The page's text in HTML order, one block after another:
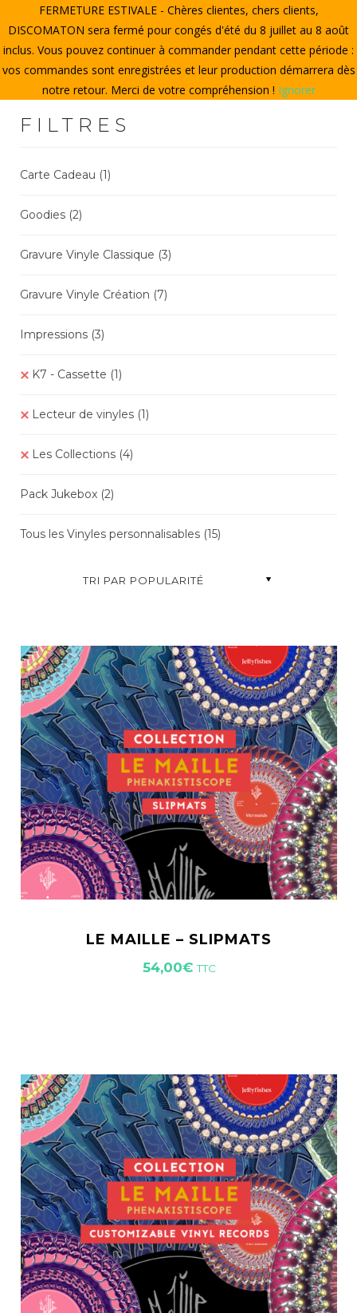
ACCUEIL
CRÉER UN VINYLE
LE STORE
LE DISCOMATON
MON COMPTE
FILTRES
Carte Cadeau (1)
Goodies (2)
Gravure Vinyle Classique (3)
Gravure Vinyle Création (7)
Impressions (3)
K7 - Cassette (1)
Lecteur de vinyles (1)
Les Collections (4)
Pack Jukebox (2)
Tous les Vinyles personnalisables (15)
LE MAILLE – SLIPMATS
54,00€ TTC
FERMETURE ESTIVALE - Chères clientes, chers clients,
DISCOMATON sera fermé pour congés d'été du 8 juillet au 8 août
inclus. Vous pouvez continuer à commander pendant cette période :
vos commandes sont enregistrées et leur production démarrera dès
notre retour. Merci de votre compréhension ! Ignorer